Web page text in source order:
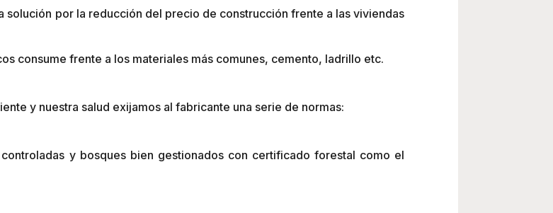
solución por la reducción del precio de construcción frente a las viviendas
consume frente a los materiales más comunes, cemento, ladrillo etc.
y nuestra salud exijamos al fabricante una serie de normas:
y bosques bien gestionados con certificado forestal como el